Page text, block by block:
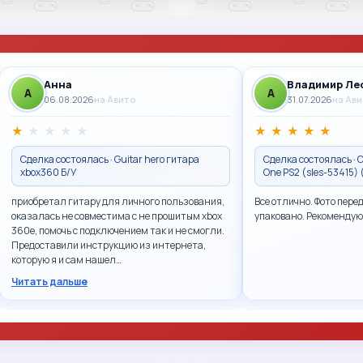
A
Анна
06.08.2026на Авито
★ ★ ★ ★ ★
Сделка состоялась · Guitar hero гитара
xbox360 Б/У
приобретал гитару для личного пользования,
оказалась не совместима с не прошитым xbox
360e, помочь с подключением так и не смогли.
Предоставили инструкцию из интернета,
которую я и сам нашел…
Читать дальше
A
Владимир
31.07.2026на
★ ★ ★ ★ ★
Сделка состоялась ·
One PS2 (sles-53415)
Все отлично. Фото
упаковано. Рекомендую